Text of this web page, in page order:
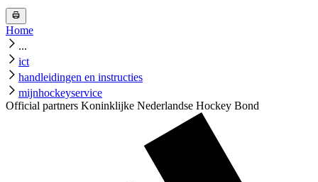
Home
...
ict
handleidingen en instructies
mijnhockeyservice
Official partners Koninklijke Nederlandse Hockey Bond